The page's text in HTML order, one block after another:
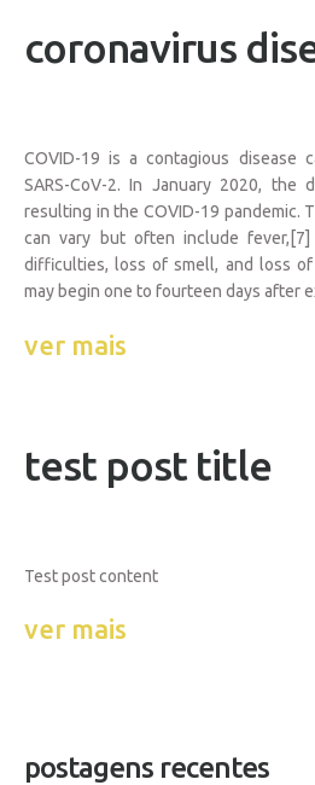
coronavirus
COVID-19 is a contagious disease
SARS-CoV-2. In January 2020, the
resulting in the COVID-19 pandemic.
can vary but often include fever,[7]
difficulties, loss of smell, and loss
may begin one to fourteen days after
ver mais
test post title
Test post content
ver mais
postagens recentes